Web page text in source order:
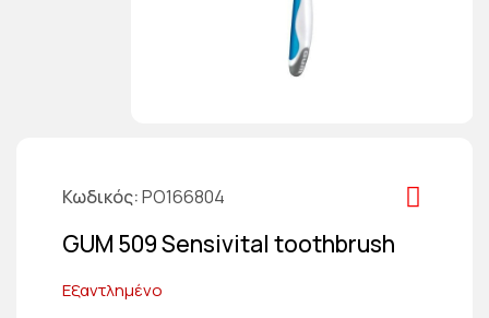
Κωδικός PO166804
GUM 509 Sensivital toothbrush
Εξαντλημένο